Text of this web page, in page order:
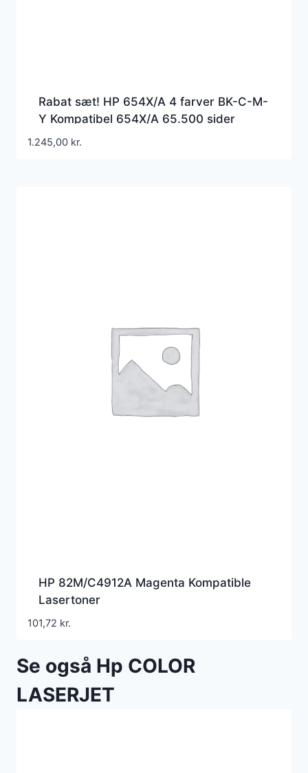
Rabat sæt! HP 654X/A 4 farver BK-C-M-
Y Kompatibel 654X/A 65.500 sider
1.245,00 kr.
HP 82M/C4912A Magenta Kompatible
Lasertoner
101,72 kr.
Se også Hp COLOR
LASERJET